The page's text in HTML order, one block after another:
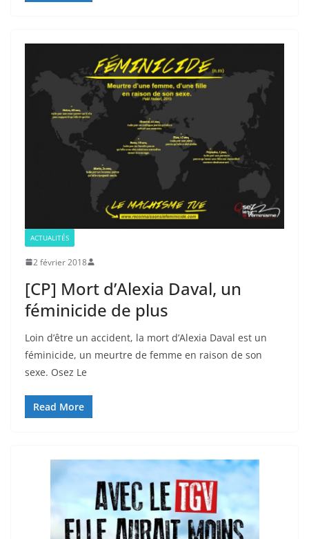
ACTUALITÉS
2 février 2018
[CP] Mort d’Alexia Daval, un
féminicide de plus
Loin d’être un accident, la mort d’Alexia Daval est un
féminicide, un meurtre de femme en raison de son
sexe. Osez Le
Read More